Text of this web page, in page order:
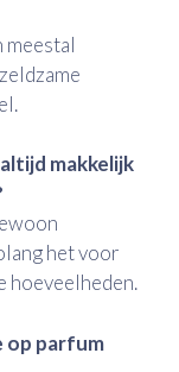
meestal
makkelijk
het voor
hoeveelheden.
op parfum